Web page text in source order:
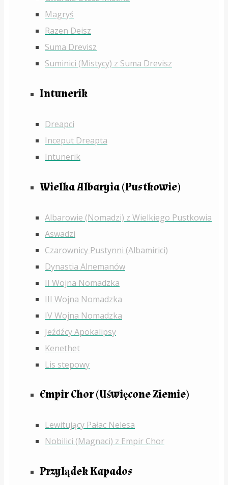
Magryś
Razen Deisz
Suma Drevisz
Suminici (Mistycy) z Suma Drevisz
Intunerik
Dreapci
Inceput Dreapta
Intunerik
Wielka Albaryia (Pustkowie)
Albarowie (Nomadzi) z Wielkiego Pustkowia
Aswadzi
Czarownicy Pustynni (Albamirici)
Dynastia Alnemanów
II Wojna Nomadzka
III Wojna Nomadzka
IV Wojna Nomadzka
Jeźdźcy Apokalipsy
Kenethet
Lis stepowy
Empir Chor (Uświęcone Ziemie)
Lewitujący Pałac Nelesa
Nobilici (Magnaci) z Empir Chor
Przylądek Kapados